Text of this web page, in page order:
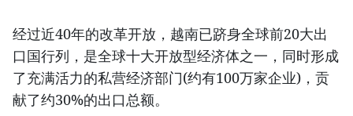
经过近40年的改革开放，越南已跻身全球前20大出
口国行列，是全球十大开放型经济体之一，同时形成
了充满活力的私营经济部门(约有100万家企业)，贡
献了约30%的出口总额。